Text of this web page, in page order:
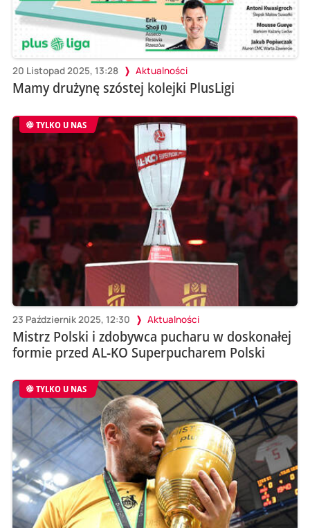
20 Listopad 2025, 13:28 Aktualności
Mamy drużynę szóstej kolejki PlusLigi
TYLKO U NAS
23 Październik 2025, 12:30 Aktualności
Mistrz Polski i zdobywca pucharu w doskonałej
formie przed AL-KO Superpucharem Polski
TYLKO U NAS